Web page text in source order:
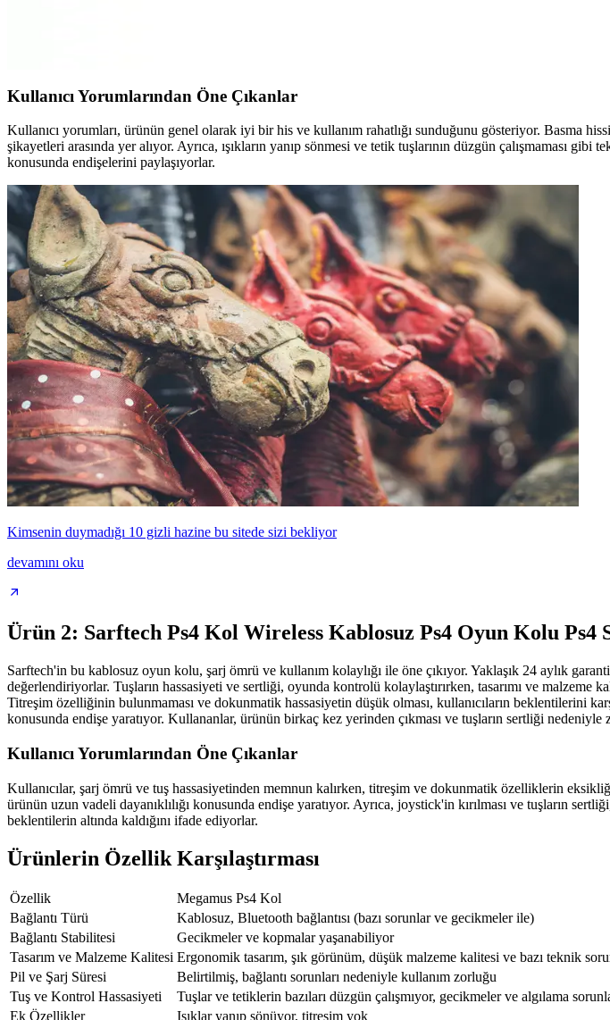
Kullanıcı Yorumlarından Öne Çıkanlar
Kullanıcı yorumları, ürünün genel olarak iyi bir his ve kullanım rahatlığı sunduğunu gösteriyor. Basma
şikayetleri arasında yer alıyor. Ayrıca, ışıkların yanıp sönmesi ve tetik tuşlarının düzgün çalışmaması
konusunda endişelerini paylaşıyorlar.
Kimsenin duymadığı 10 gizli hazine bu sitede sizi bekliyor
devamını oku
Ürün 2: Sarftech Ps4 Kol Wireless Kablosuz Ps4 Oyun Kolu
Sarftech'in bu kablosuz oyun kolu, şarj ömrü ve kullanım kolaylığı ile öne çıkıyor. Yaklaşık 24 aylık garanti
değerlendiriyorlar. Tuşların hassasiyeti ve sertliği, oyunda kontrolü kolaylaştırırken, tasarımı ve
Titreşim özelliğinin bulunmaması ve dokunmatik hassasiyetin düşük olması, kullanıcıların beklentilerini
konusunda endişe yaratıyor. Kullananlar, ürünün birkaç kez yerinden çıkması ve tuşların sertliği
Kullanıcı Yorumlarından Öne Çıkanlar
Kullanıcılar, şarj ömrü ve tuş hassasiyetinden memnun kalırken, titreşim ve dokunmatik özelliklerin
ürünün uzun vadeli dayanıklılığı konusunda endişe yaratıyor. Ayrıca, joystick'in kırılması ve tuşların
beklentilerin altında kaldığını ifade ediyorlar.
Ürünlerin Özellik Karşılaştırması
Özellik Megamus Ps4 Kol
Bağlantı Türü
Kablosuz, Bluetooth bağlantısı (bazı sorunlar ve gecikmeler ile)
Bağlantı Stabilitesi
Gecikmeler ve kopmalar yaşanabiliyor
Tasarım ve Malzeme Kalitesi Ergonomik tasarım, şık görünüm, düşük malzeme kalitesi ve bazı teknik
Pil ve Şarj Süresi
Belirtilmiş, bağlantı sorunları nedeniyle kullanım zorluğu
Tuş ve Kontrol Hassasiyeti
Tuşlar ve tetiklerin bazıları düzgün çalışmıyor, gecikmeler ve algılama
Ek Özellikler
Işıklar yanıp sönüyor, titreşim yok